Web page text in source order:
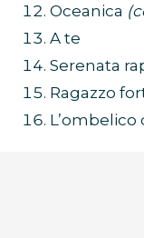
Oceanica
A te
Serenata
Ragazzo